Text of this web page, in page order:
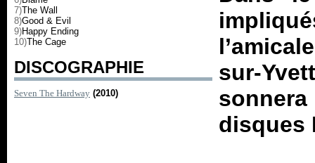
7)The Wall
8)Good & Evil
9)Happy Ending
10)The Cage
DISCOGRAPHIE
Seven The Hardway (2010)
sur-
disques